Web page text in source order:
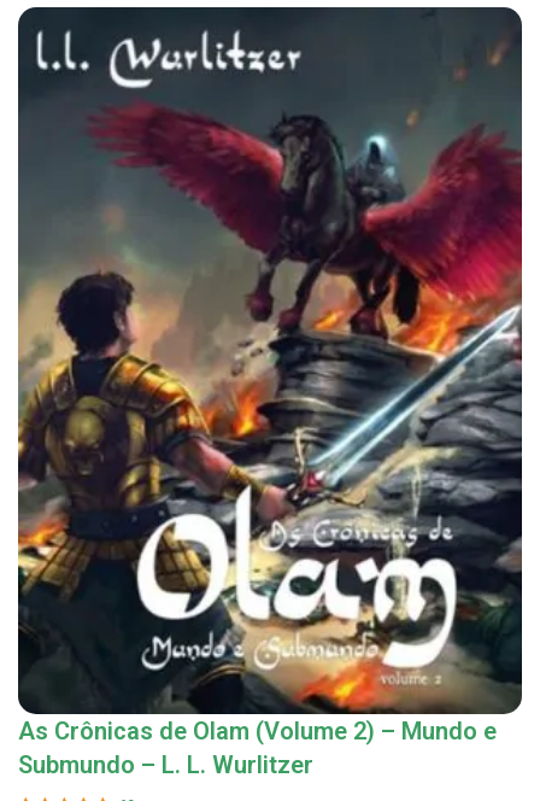
As Crônicas de Olam (Volume 2) – Mundo e
Submundo – L. L. Wurlitzer